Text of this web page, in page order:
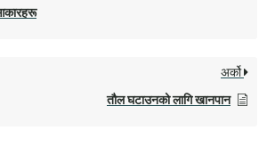
अर्को
तौल घटाउनको लागि खानपान